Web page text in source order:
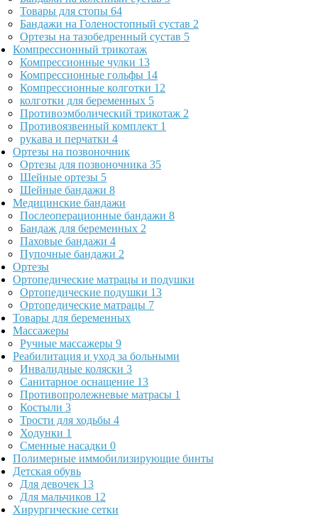
Товары для стопы 64
Бандажи на Голеностопный сустав 2
Ортезы на тазобедренный сустав 5
Компрессионный трикотаж
Компрессионные чулки 13
Компрессионные гольфы 14
Компрессионные колготки 12
колготки для беременных 5
Противоэмболический трикотаж 2
Противоязвенный комплект 1
рукава и перчатки 4
Ортезы на позвоночник
Ортезы для позвоночника 35
Шейные ортезы 5
Шейные бандажи 8
Медицинские бандажи
Послеоперационные бандажи 8
Бандаж для беременных 2
Паховые бандажи 4
Пупочные бандажи 2
Ортезы
Ортопедические матрацы и подушки
Ортопедические подушки 13
Ортопедические матрацы 7
Товары для беременных
Массажеры
Ручные массажеры 9
Реабилитация и уход за больными
Инвалидные коляски 3
Санитарное оснащение 13
Противопролежневые матрасы 1
Костыли 3
Трости для ходьбы 4
Ходунки 1
Сменные насадки 0
Полимерные иммобилизирующие бинты
Детская обувь
Для девочек 13
Для мальчиков 12
Хирургические сетки